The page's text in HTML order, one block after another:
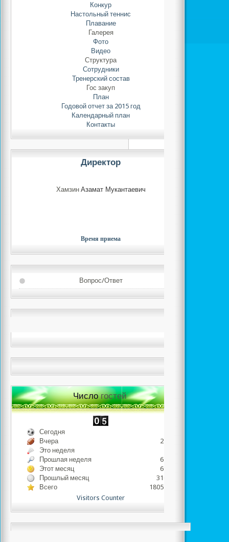
Конкур
Настольный теннис
Плавание
Галерея
Фото
Видео
Структура
Сотрудники
Тренерский состав
Гос закуп
План
Годовой отчет за 2015 год
Календарный план
Контакты
Директор
Хамзин Азамат Мукантаевич
Время приема
Вопрос/Ответ
Числогостей
Сегодня
Вчера
2247
Это неделя
Прошлая неделя
6574
Этот месяц
6996
Прошлый месяц
31652
Всего
1805424
Visitors Counter